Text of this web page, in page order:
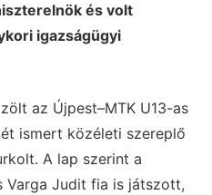
és volt
igazságügyi
az Újpest–MTK U13-as
ismert közéleti szereplő
A lap szerint a
Varga Judit fia is játszott,